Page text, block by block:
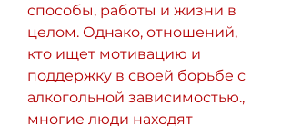
способы, работы и жизни в
целом. Однако, отношений,
кто ищет мотивацию и
поддержку в своей борьбе с
алкогольной зависимостью.,
многие люди находят